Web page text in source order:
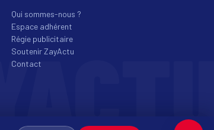
Qui sommes-nous ?
Espace adhérent
Régie publicitaire
Soutenir ZayActu
Contact